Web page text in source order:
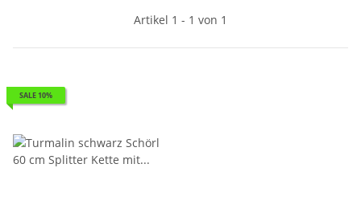
Artikel 1 - 1 von 1
SALE 10%